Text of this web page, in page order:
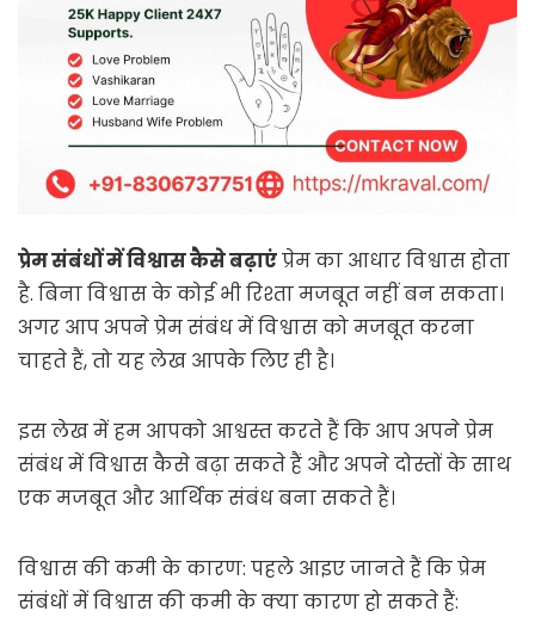
प्रेम संबंधों में विश्वास कैसे बढ़ाएंप्रेम का आधार विश्वास होता
है. बिना विश्वास के कोई भी रिश्ता मजबूत नहीं बन सकता।
अगर आप अपने प्रेम संबंध में विश्वास को मजबूत करना
चाहते हैं, तो यह लेख आपके लिए ही है।
इस लेख में हम आपको आश्वस्त करते हैं कि आप अपने प्रेम
संबंध में विश्वास कैसे बढ़ा सकते हैं और अपने दोस्तों के साथ
एक मजबूत और आर्थिक संबंध बना सकते हैं।
विश्वास की कमी के कारण: पहले आइए जानते हैं कि प्रेम
संबंधों में विश्वास की कमी के क्या कारण हो सकते हैं: